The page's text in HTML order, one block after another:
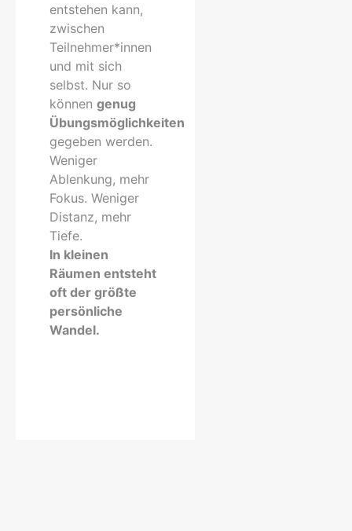
entstehen kann,
zwischen
Teilnehmer*innen
und mit sich
selbst. Nur so
können genug
Übungsmöglichkeiten
gegeben werden.
Weniger
Ablenkung, mehr
Fokus. Weniger
Distanz, mehr
Tiefe.
In kleinen
Räumen entsteht
oft der größte
persönliche
Wandel.